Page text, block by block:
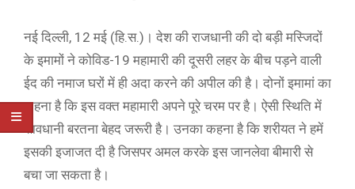
नई दिल्ली, 12 मई (हि.स.)। देश की राजधानी की दो बड़ी मस्जिदों
के इमामों ने कोविड-19 महामारी की दूसरी लहर के बीच पड़ने वाली
ईद की नमाज घरों में ही अदा करने की अपील की है। दोनों इमामां का
कहना है कि इस वक्त महामारी अपने पूरे चरम पर है। ऐसी स्थिति में
सावधानी बरतना बेहद जरूरी है। उनका कहना है कि शरीयत ने हमें
इसकी इजाजत दी है जिसपर अमल करके इस जानलेवा बीमारी से
बचा जा सकता है।